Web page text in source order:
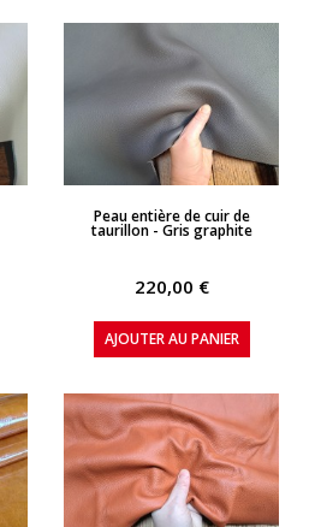
APERÇU RAPIDE
Peau entière de cuir de
taurillon - Gris graphite
220,00 €
AJOUTER AU PANIER